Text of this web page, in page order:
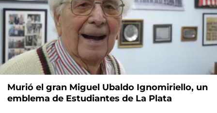
Murió el gran Miguel Ubaldo Ignomiriello, un
emblema de Estudiantes de La Plata